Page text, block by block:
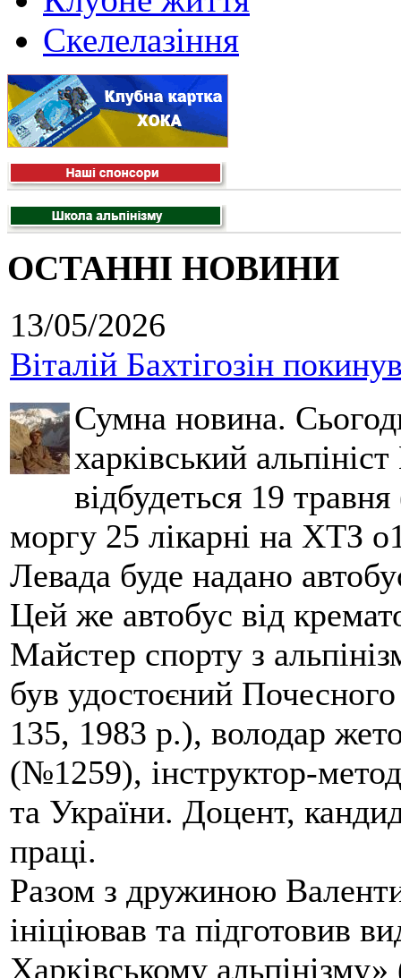
Скелелазіння
ОСТАННІ НОВИНИ
13/05/2026
Віталій Бахтігозін
Сумна новина.
харківський
відбудеться 19
моргу 25 лікарні на ХТЗ
Левада буде надано
Цей же автобус від
Майстер спорту з
був удостоєний
135, 1983 р.), володар
(№1259), інструктор-
та України. Доцент,
праці.
Разом з дружиною
ініціював та підготовив
Харківському